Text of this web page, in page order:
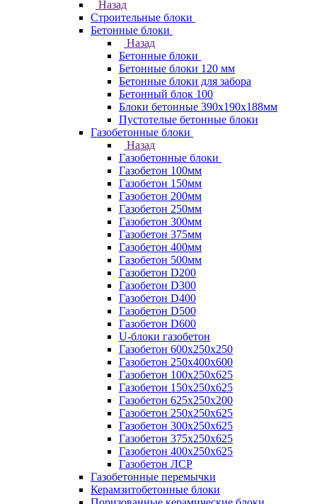
Назад
Строительные блоки
Бетонные блоки
Назад
Бетонные блоки
Бетонные блоки 120 мм
Бетонные блоки для забора
Бетонный блок 100
Блоки бетонные 390х190х188мм
Пустотелые бетонные блоки
Газобетонные блоки
Назад
Газобетонные блоки
Газобетон 100мм
Газобетон 150мм
Газобетон 200мм
Газобетон 250мм
Газобетон 300мм
Газобетон 375мм
Газобетон 400мм
Газобетон 500мм
Газобетон D200
Газобетон D300
Газобетон D400
Газобетон D500
Газобетон D600
U-блоки газобетон
Газобетон 600x250x250
Газобетон 250x400x600
Газобетон 100х250х625
Газобетон 150х250х625
Газобетон 625х250х200
Газобетон 250х250х625
Газобетон 300х250х625
Газобетон 375х250х625
Газобетон 400х250х625
Газобетон ЛСР
Газобетонные перемычки
Керамзитобетонные блоки